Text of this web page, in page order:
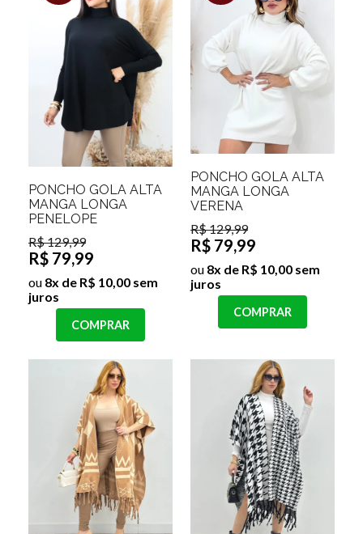
PONCHO GOLA ALTA
MANGA LONGA
PENELOPE
R$ 129,99
R$ 79,99
ou 8x de R$ 10,00 sem
juros
COMPRAR
PONCHO GOLA ALTA
MANGA LONGA
VERENA
R$ 129,99
R$ 79,99
ou 8x de R$ 10,00 sem
juros
COMPRAR